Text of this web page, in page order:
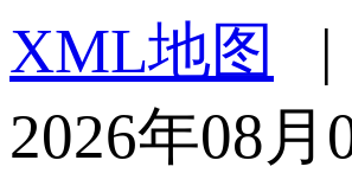
XML地图 |
2026年08月